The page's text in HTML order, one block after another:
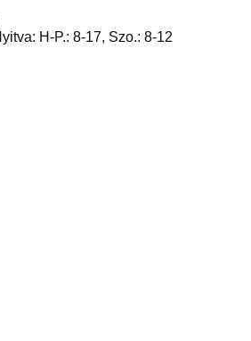
H-P.: 8-17, Szo.: 8-12